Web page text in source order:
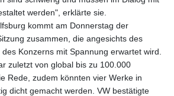
werden", erklärte sie.
kommt am Donnerstag der
zusammen, die angesichts des
Konzerns mit Spannung erwartet wird.
zuletzt von global bis zu 100.000
Rede, zudem könnten vier Werke in
dicht gemacht werden. VW bestätigte